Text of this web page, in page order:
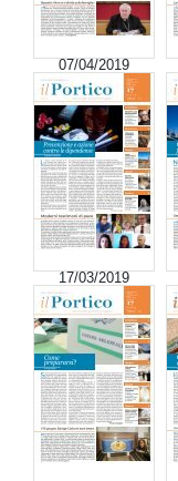
07/04/2019
17/03/2019